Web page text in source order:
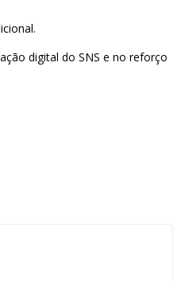
digital do SNS e no reforço